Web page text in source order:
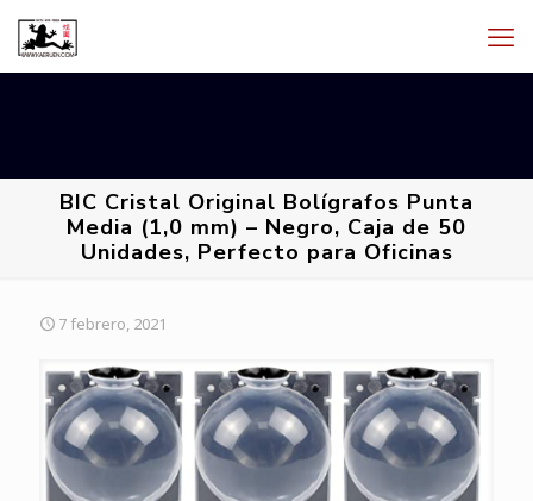
BIC Cristal Original Bolígrafos Punta
Media (1,0 mm) – Negro, Caja de 50
Unidades, Perfecto para Oficinas
7 febrero, 2021